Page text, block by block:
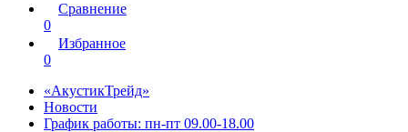
Сравнение
0
Избранное
0
«АкустикТрейд»
Новости
График работы: пн-пт 09.00-18.00